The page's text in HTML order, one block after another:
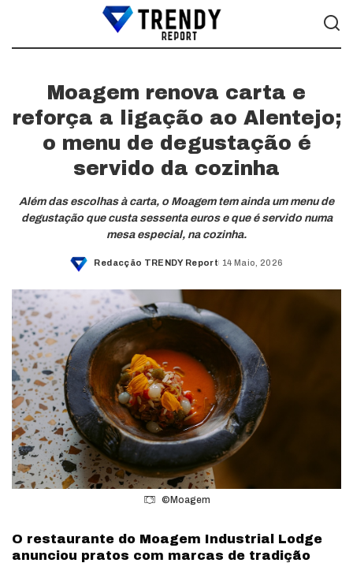
Moagem renova carta e
reforça a ligação ao Alentejo;
o menu de degustação é
servido da cozinha
Além das escolhas à carta, o Moagem tem ainda um menu de
degustação que custa sessenta euros e que é servido numa
mesa especial, na cozinha.
Posted
Redacção TRENDY Report 14 Maio, 2026
©Moagem
O restaurante do Moagem Industrial Lodge
anunciou pratos com marcas de tradição